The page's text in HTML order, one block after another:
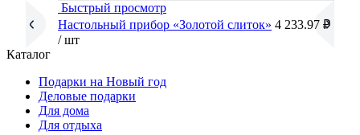
Быстрый просмотр
Настольный прибор «Золотой слиток» 4 233.97 ₽
/ шт
Каталог
Подарки на Новый год
Деловые подарки
Для дома
Для отдыха